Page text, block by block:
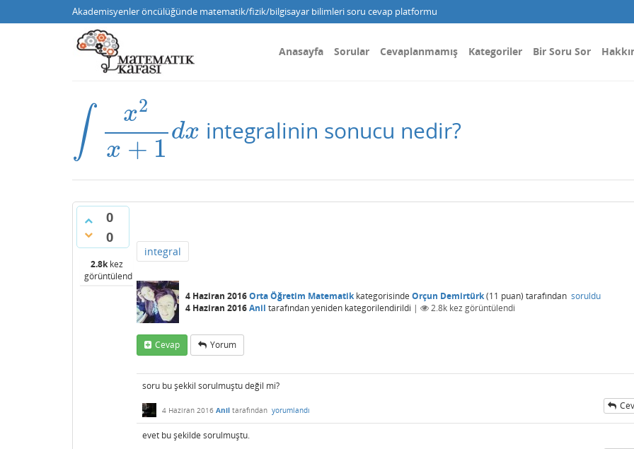
Akademisyenler öncülüğünde matematik/fizik/bilgisayar bilimleri soru cevap platformu
Anasayfa Sorular Cevaplanmamış Kategoriler Bir Soru Sor
∫ x2
x + 1
dx
x x+1dx integralinin sonucu nedir?
0
0
2.8kkez
görüntülendi
integral
4 Haziran 2016Orta Öğretim Matematikkategorisinde Orçun Demirtürk(11 puan) tarafından soruldu
4 Haziran 2016Anil tarafındanyeniden kategorilendirildi | 2.8k kez görüntülendi
Cevap Yorum
soru bu şekkil sorulmuştu değil mi?
4 Haziran 2016 Anil tarafından yorumlandı
evet bu şekilde sorulmuştu.